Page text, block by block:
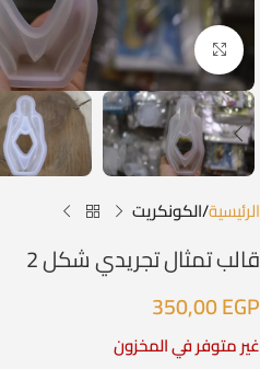
Click to enlarge
الرئيسية الكونكريت
قالب تمثال تجريدي شكل 2
350,00EGP
غير متوفر في المخزون